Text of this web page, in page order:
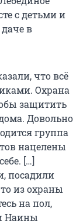
с детьми и
в
что всё
Охрана
защитить
Довольно
группа
нацелены
[…]
посадили
из охраны
на пол,
Наины